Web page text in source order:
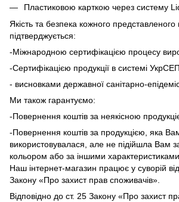
Пластиковою карткою через систему
Якість та безпека кожного представленого
підтверджується:
-Міжнародною сертифікацією процесу
-Сертифікацією продукції в системі
- висновками державної санітарно-
Ми також гарантуємо:
-Повернення коштів за неякісною
-Повернення коштів за продукцією, яка
використовувалася, але не підійшла Вам
кольором або за іншими характеристиками
Наш інтернет-магазин працює у суворій
Закону «Про захист прав споживачів».
Відповідно до ст. 25 Закону «Про захист